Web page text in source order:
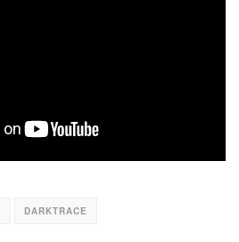
DARKTRACE